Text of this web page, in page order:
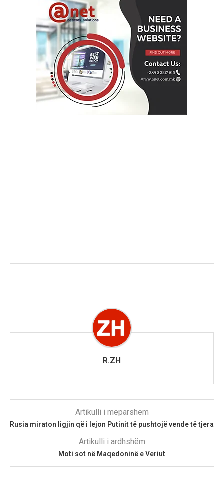
R.ZH
Artikulli i mëparshëm
Rusia miraton ligjin që i lejon Putinit të pushtojë vende të tjera
Artikulli i ardhshëm
Moti sot në Maqedoninë e Veriut